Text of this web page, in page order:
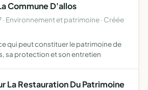
Commune D'allos
Environnement et patrimoine · Créée
qui peut constituer le patrimoine de
sa protection et son entretien
La Restauration Du Patrimoine